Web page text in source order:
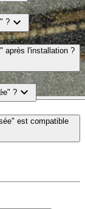
? expand_more
après l'installation ?
? expand_more
est compatible